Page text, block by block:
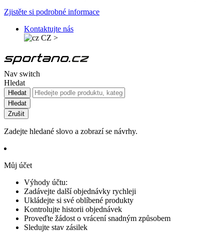
Zjistěte si podrobné informace
Kontaktujte nás
CZ >
Nav switch
Hledat
Hledat
Hledat
Zrušit
Zadejte hledané slovo a zobrazí se návrhy.
Můj účet
Výhody účtu:
Zadávejte další objednávky rychleji
Ukládejte si své oblíbené produkty
Kontrolujte historii objednávek
Proveďte žádost o vrácení snadným způsobem
Sledujte stav zásilek